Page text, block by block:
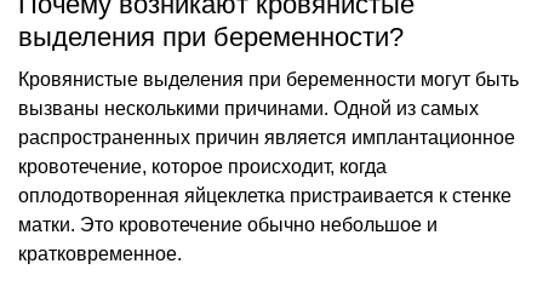
выделения при беременности?
Кровянистые выделения при беременности могут быть
вызваны несколькими причинами. Одной из самых
распространенных причин является имплантационное
кровотечение, которое происходит, когда
оплодотворенная яйцеклетка пристраивается к стенке
матки. Это кровотечение обычно небольшое и
кратковременное.